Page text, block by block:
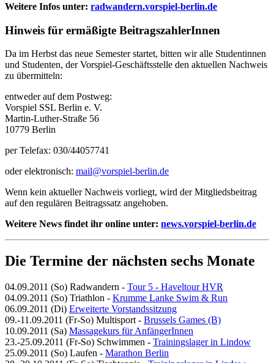
Weitere Infos unter: radwandern.vorspiel-berlin.de
Hinweis für ermäßigte BeitragszahlerInnen
Da im Herbst das neue Semester startet, bitten wir alle Studentinnen
und Studenten, der Vorspiel-Geschäftsstelle den aktuellen Nachweis
zu übermitteln:
entweder auf dem Postweg:
Vorspiel SSL Berlin e. V.
Martin-Luther-Straße 56
10779 Berlin
per Telefax: 030/44057741
oder elektronisch: mail@vorspiel-berlin.de
Wenn kein aktueller Nachweis vorliegt, wird der Mitgliedsbeitrag
auf den regulären Beitragssatz angehoben.
Weitere News findet ihr online unter: news.vorspiel-berlin.de
Die Termine der nächsten sechs Monate
04.09.2011 (So) Radwandern - Tour 5 - Haveltour HVR
04.09.2011 (So) Triathlon - Krumme Lanke Swim & Run
06.09.2011 (Di) Erweiterte Vorstandssitzung
09.-11.09.2011 (Fr-So) Multisport - Brussels Games (B)
10.09.2011 (Sa) Massagekurs für AnfängerInnen
23.-25.09.2011 (Fr-So) Schwimmen - Trainingslager in Lindow
25.09.2011 (So) Laufen - Marathon Berlin